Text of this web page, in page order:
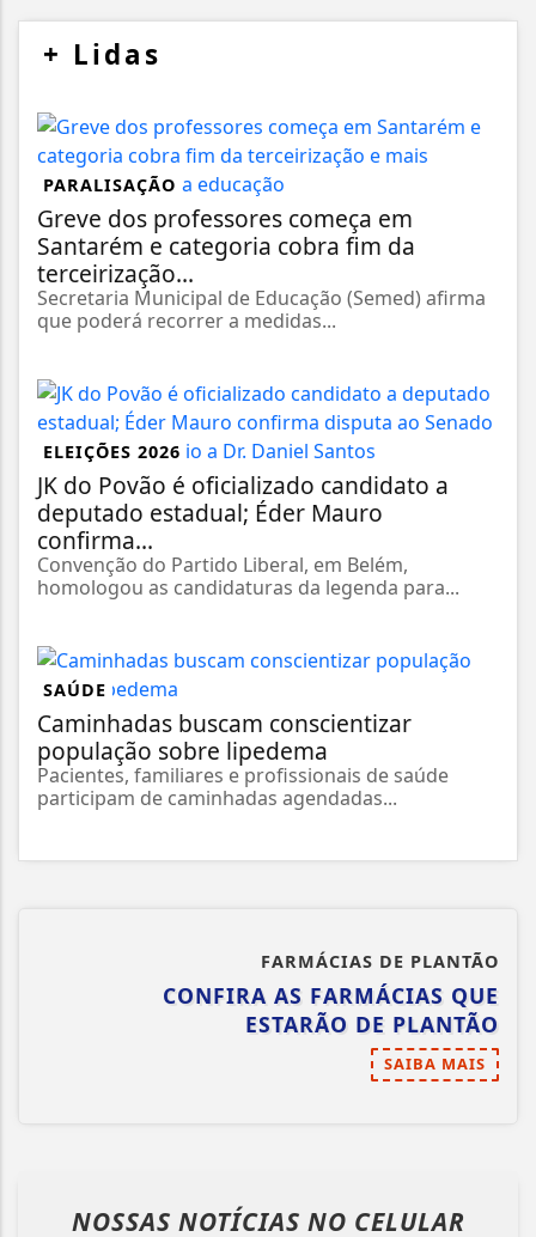
+ Lidas
PARALISAÇÃO
Greve dos professores começa em
Santarém e categoria cobra fim da
terceirização...
Secretaria Municipal de Educação (Semed) afirma
que poderá recorrer a medidas...
ELEIÇÕES 2026
JK do Povão é oficializado candidato a
deputado estadual; Éder Mauro
confirma...
Convenção do Partido Liberal, em Belém,
homologou as candidaturas da legenda para...
SAÚDE
Caminhadas buscam conscientizar
população sobre lipedema
Pacientes, familiares e profissionais de saúde
participam de caminhadas agendadas...
FARMÁCIAS DE PLANTÃO
CONFIRA AS FARMÁCIAS QUE
ESTARÃO DE PLANTÃO
SAIBA MAIS
NOSSAS NOTÍCIAS NO CELULAR